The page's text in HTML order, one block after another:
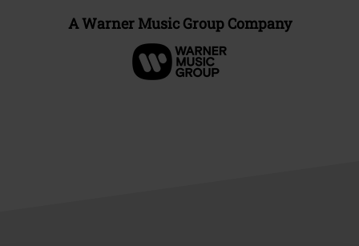
A Warner Music Group Company